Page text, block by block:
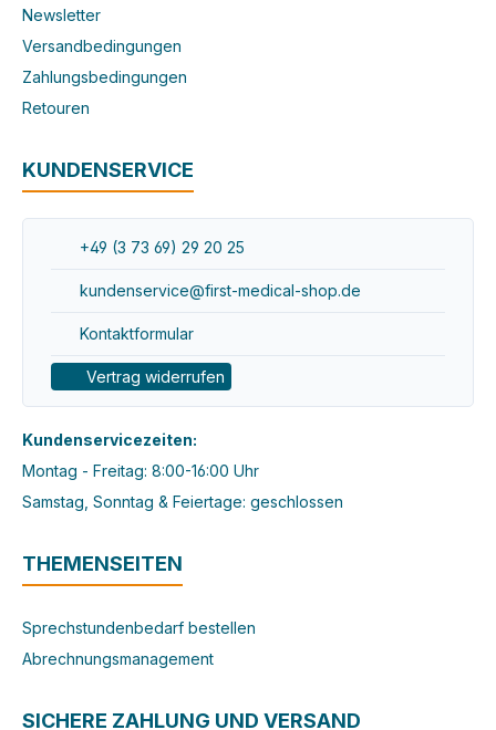
Newsletter
Versandbedingungen
Zahlungsbedingungen
Retouren
KUNDENSERVICE
+49 (3 73 69) 29 20 25
kundenservice@first-medical-shop.de
Kontaktformular
Vertrag widerrufen
Kundenservicezeiten:
Montag - Freitag: 8:00-16:00 Uhr
Samstag, Sonntag & Feiertage: geschlossen
THEMENSEITEN
Sprechstundenbedarf bestellen
Abrechnungsmanagement
SICHERE ZAHLUNG UND VERSAND